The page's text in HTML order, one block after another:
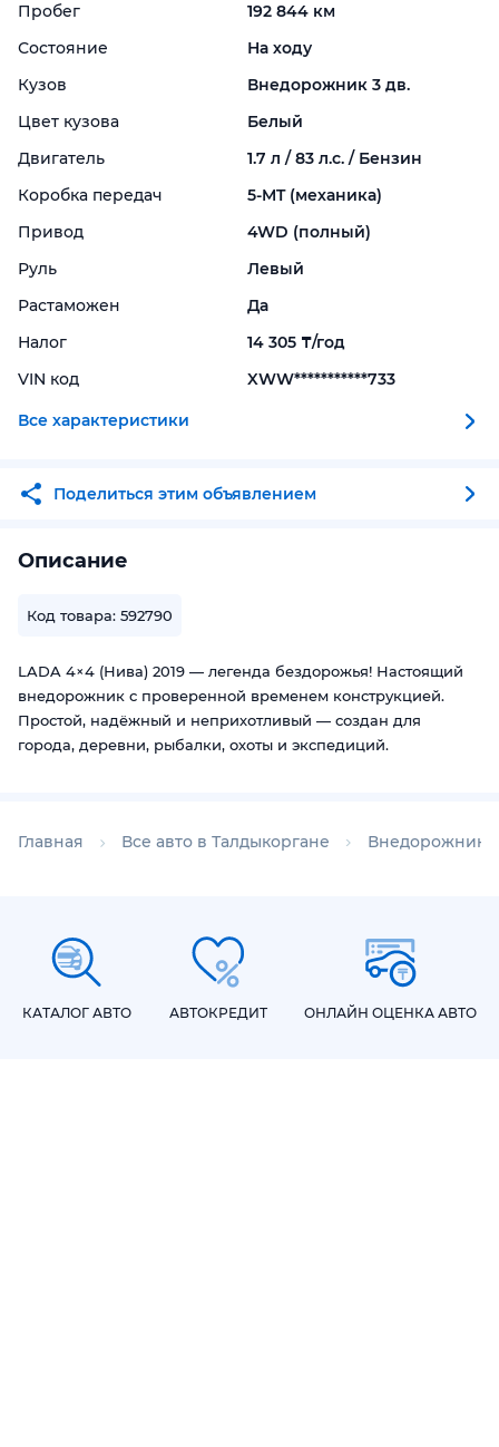
Пробег
192 844 км
Состояние
На ходу
Кузов
Внедорожник 3 дв.
Цвет кузова
Белый
Двигатель
1.7 л / 83 л.с. / Бензин
Коробка передач
5-MT (механика)
Привод
4WD (полный)
Руль
Левый
Растаможен
Да
Налог
14 305 ₸/год
VIN код
XWW***********733
Все характеристики
Поделиться этим объявлением
Описание
Код товара: 592790
LADA 4×4 (Нива) 2019 — легенда бездорожья! Настоящий
внедорожник с проверенной временем конструкцией.
Простой, надёжный и неприхотливый — создан для
города, деревни, рыбалки, охоты и экспедиций.
Главная Все авто в Талдыкоргане Внедорожники
КАТАЛОГ АВТО АВТОКРЕДИТ ОНЛАЙН ОЦЕНКА АВТО